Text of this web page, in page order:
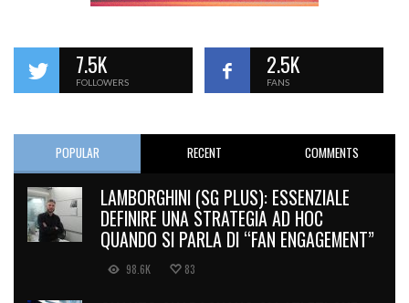
7.5K
FOLLOWERS
2.5K
FANS
POPULAR RECENT COMMENTS
LAMBORGHINI (SG PLUS): ESSENZIALE
DEFINIRE UNA STRATEGIA AD HOC
QUANDO SI PARLA DI “FAN ENGAGEMENT”
98.6K 83